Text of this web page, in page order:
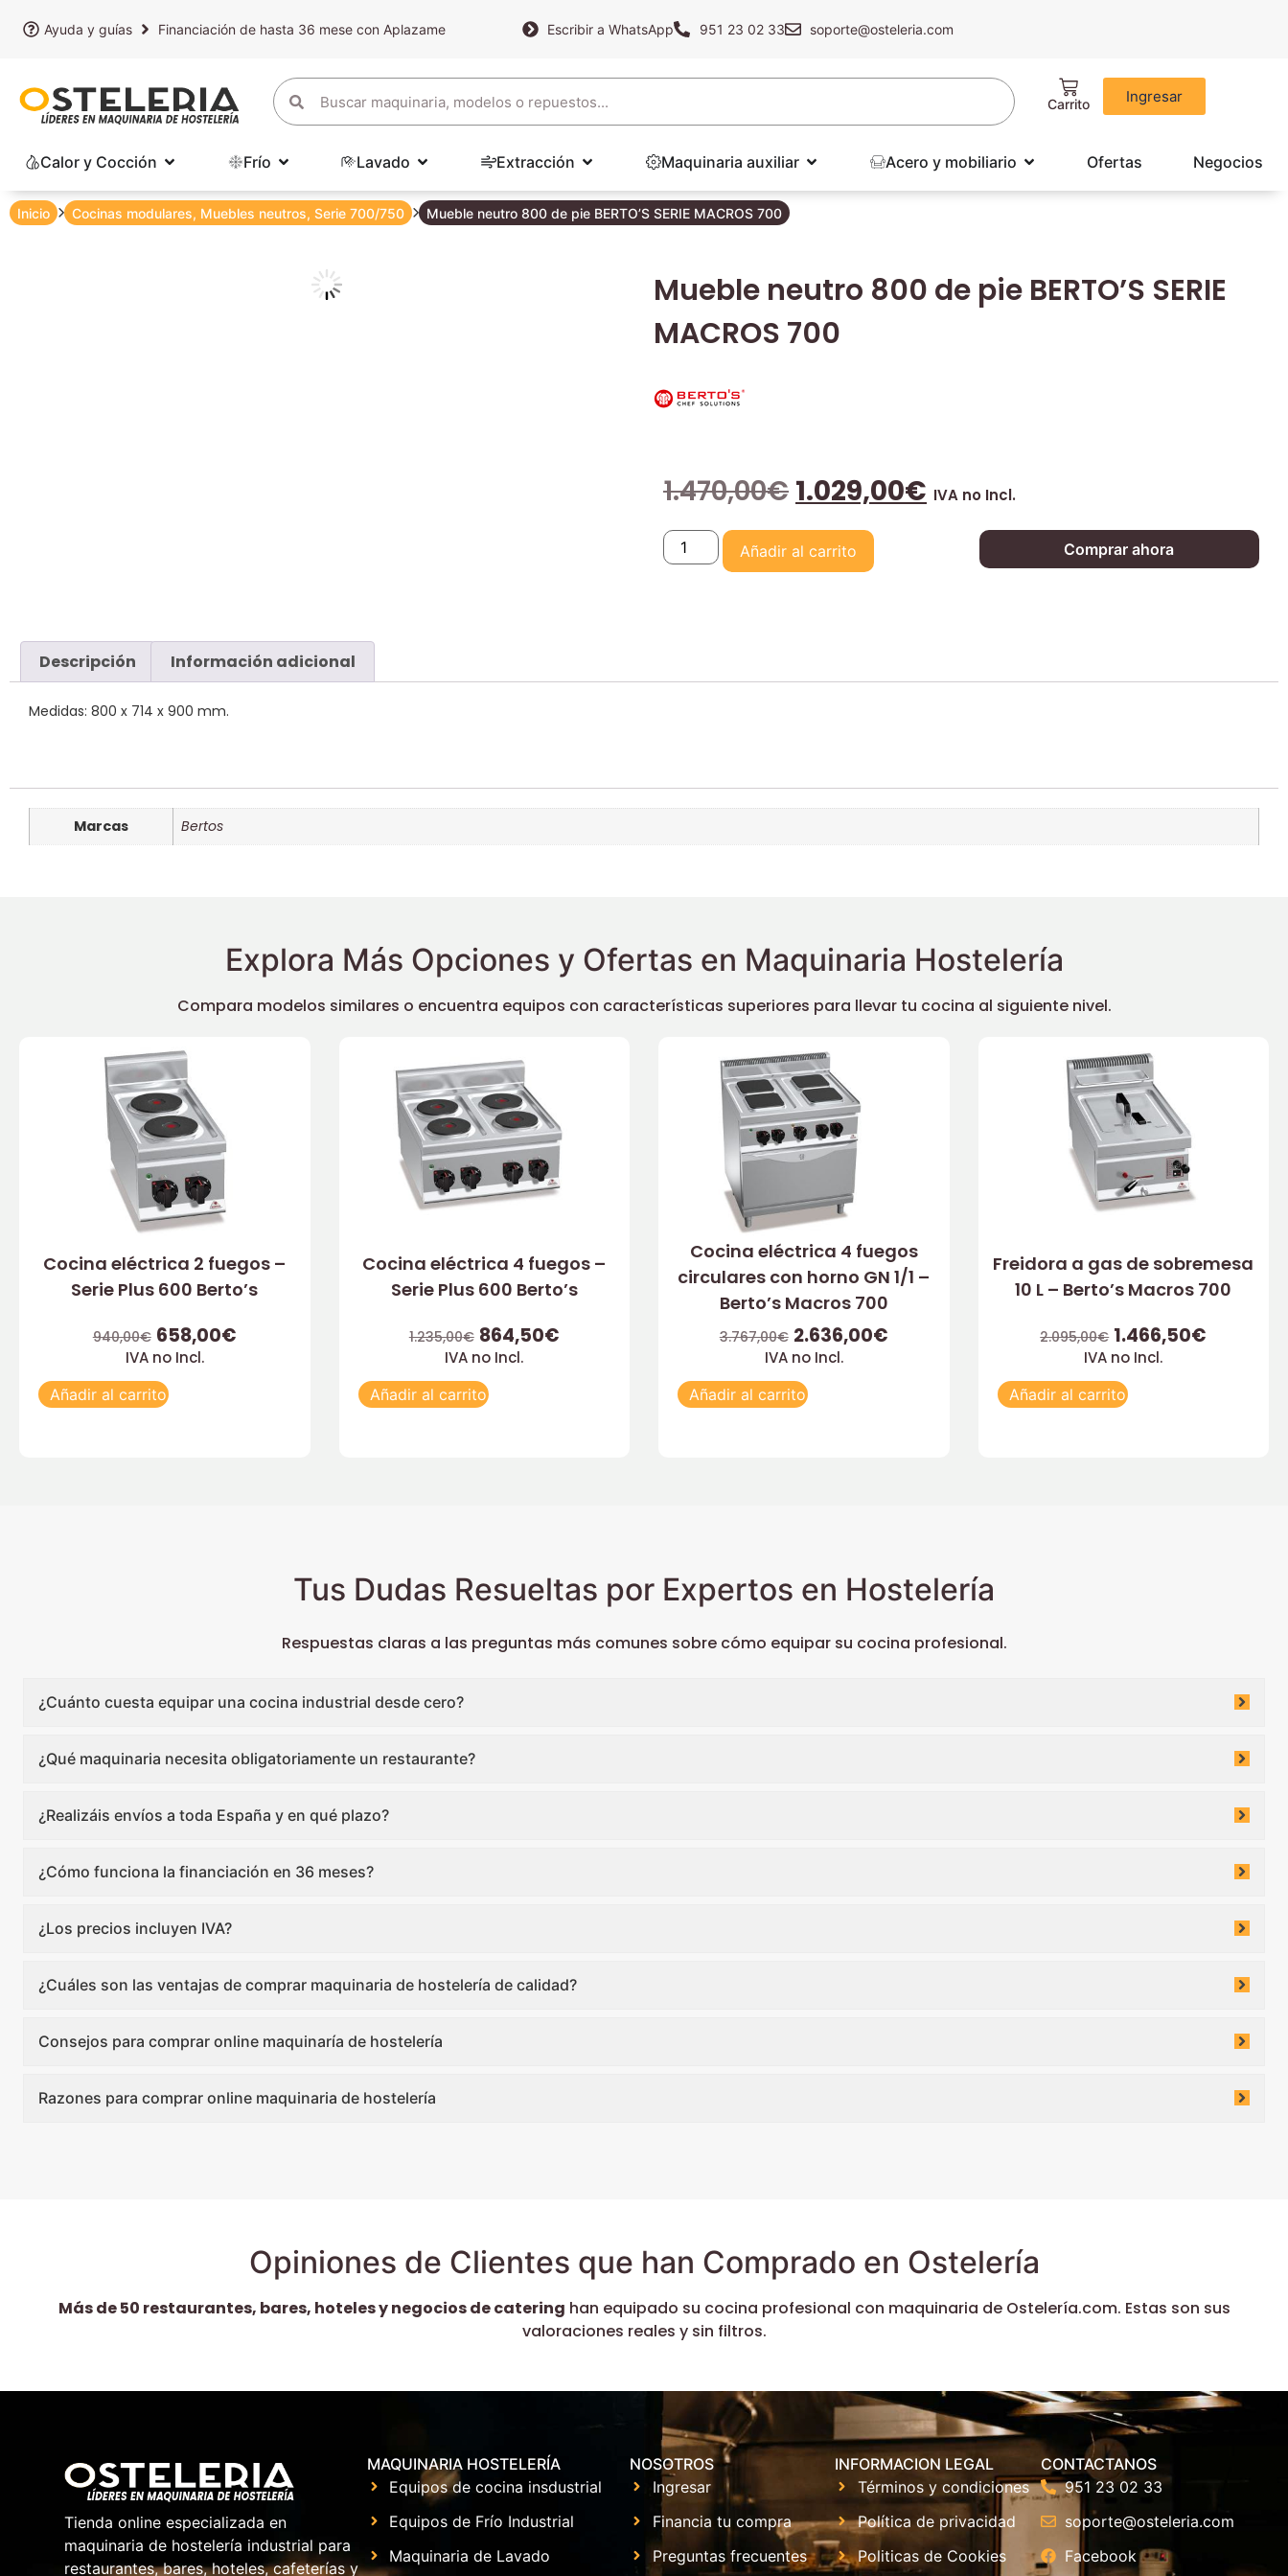
Ayuda y guías Financiación de hasta 36 mese con Aplazame Escribir a WhatsApp 951 23 02 33 soporte@osteleria.com
Ingresar
Calor y Cocción Frío Lavado Extracción Maquinaria auxiliar Acero y mobiliario Ofertas Negocios
Inicio Cocinas modulares, Muebles neutros, Serie 700/750 Mueble neutro 800 de pie BERTO’S SERIE MACROS 700
Mueble neutro 800 de pie BERTO’S SERIE
MACROS 700
1.470,00€ 1.029,00€ IVA no Incl.
Añadir al carrito Comprar ahora
Descripción Información adicional
Medidas: 800 x 714 x 900 mm.
Marcas Bertos
Explora Más Opciones y Ofertas en Maquinaria Hostelería
Compara modelos similares o encuentra equipos con características superiores para llevar tu cocina al siguiente nivel.
Cocina eléctrica 2 fuegos –
Serie Plus 600 Berto’s
940,00€ 658,00€
IVA no Incl.
Añadir al carrito
Cocina eléctrica 4 fuegos –
Serie Plus 600 Berto’s
1.235,00€ 864,50€
IVA no Incl.
Añadir al carrito
Cocina eléctrica 4 fuegos
circulares con horno GN 1/1 –
Berto’s Macros 700
3.767,00€ 2.636,00€
IVA no Incl.
Añadir al carrito
Freidora a gas de sobremesa
10 L – Berto’s Macros 700
2.095,00€ 1.466,50€
IVA no Incl.
Añadir al carrito
Tus Dudas Resueltas por Expertos en Hostelería
Respuestas claras a las preguntas más comunes sobre cómo equipar su cocina profesional.
¿Cuánto cuesta equipar una cocina industrial desde cero?
¿Qué maquinaria necesita obligatoriamente un restaurante?
¿Realizáis envíos a toda España y en qué plazo?
¿Cómo funciona la financiación en 36 meses?
¿Los precios incluyen IVA?
¿Cuáles son las ventajas de comprar maquinaria de hostelería de calidad?
Consejos para comprar online maquinaría de hostelería
Razones para comprar online maquinaria de hostelería
Opiniones de Clientes que han Comprado en Ostelería
Más de 50 restaurantes, bares, hoteles y negocios de catering han equipado su cocina profesional con maquinaria de Ostelería.com. Estas son sus
valoraciones reales y sin filtros.
Tienda online especializada en
maquinaria de hostelería industrial para
restaurantes, bares, hoteles, cafeterías y
MAQUINARIA HOSTELERÍA
Equipos de cocina insdustrial
Equipos de Frío Industrial
Maquinaria de Lavado
NOSOTROS
Ingresar
Financia tu compra
Preguntas frecuentes
INFORMACION LEGAL
Términos y condiciones
Política de privacidad
Politicas de Cookies
CONTACTANOS
951 23 02 33
soporte@osteleria.com
Facebook